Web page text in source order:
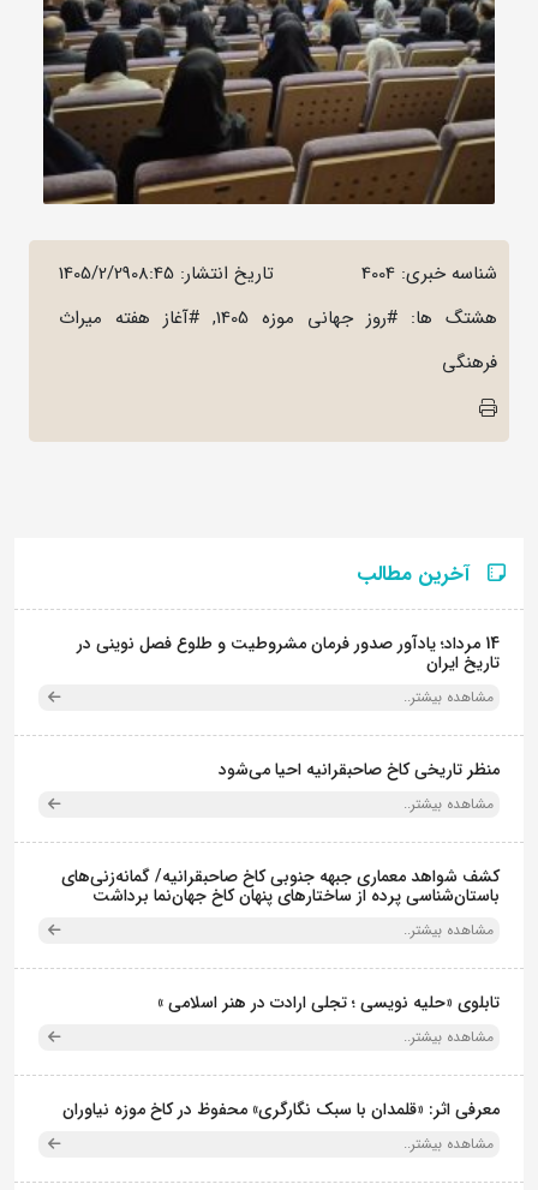
شناسه خبری: 4004 تاریخ انتشار: 1405/2/2908:45
هشتگ ها: #روز جهانی موزه 1405, #آغاز هفته میراث
فرهنگی
آخرین مطالب
14 مرداد؛ یادآور صدور فرمان مشروطیت و طلوع فصل نوینی در
تاریخ ایران
مشاهده بیشتر..
منظر تاریخی کاخ صاحبقرانیه احیا می‌شود
مشاهده بیشتر..
کشف شواهد معماری جبهه جنوبی کاخ صاحبقرانیه/ گمانه‌زنی‌های
باستان‌شناسی پرده از ساختارهای پنهان کاخ جهان‌نما برداشت
مشاهده بیشتر..
تابلوی «حلیه نویسی ؛ تجلی ارادت در هنر اسلامی »
مشاهده بیشتر..
معرفی اثر: «قلمدان با سبک نگارگری» محفوظ در کاخ موزه نیاوران
مشاهده بیشتر..